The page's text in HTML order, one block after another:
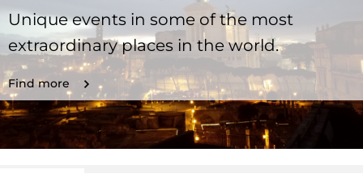
Unique events in some of the most
extraordinary places in the world.
Find more